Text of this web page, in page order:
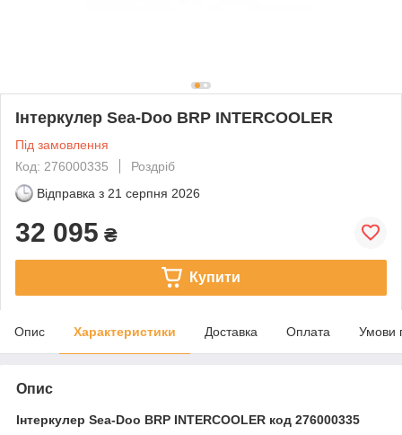
Інтеркулер Sea-Doo BRP INTERCOOLER
Під замовлення
Код: 276000335
Роздріб
Відправка з 21 серпня 2026
32 095 ₴
Купити
Опис Характеристики Доставка Оплата Умови
Опис
Інтеркулер Sea-Doo BRP INTERCOOLER код 276000335